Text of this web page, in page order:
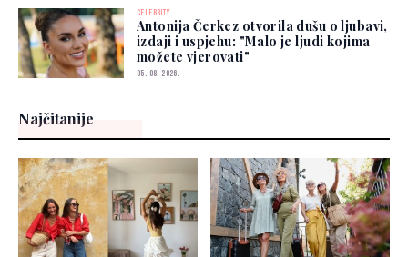
CELEBRITY
Antonija Čerkez otvorila dušu o ljubavi,
izdaji i uspjehu: "Malo je ljudi kojima
možete vjerovati"
05. 08. 2026.
Najčitanije